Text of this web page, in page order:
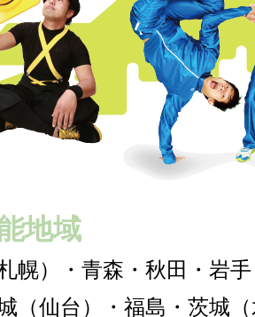
地域
幌）・青森・秋田・岩
（仙台）・福島・茨城